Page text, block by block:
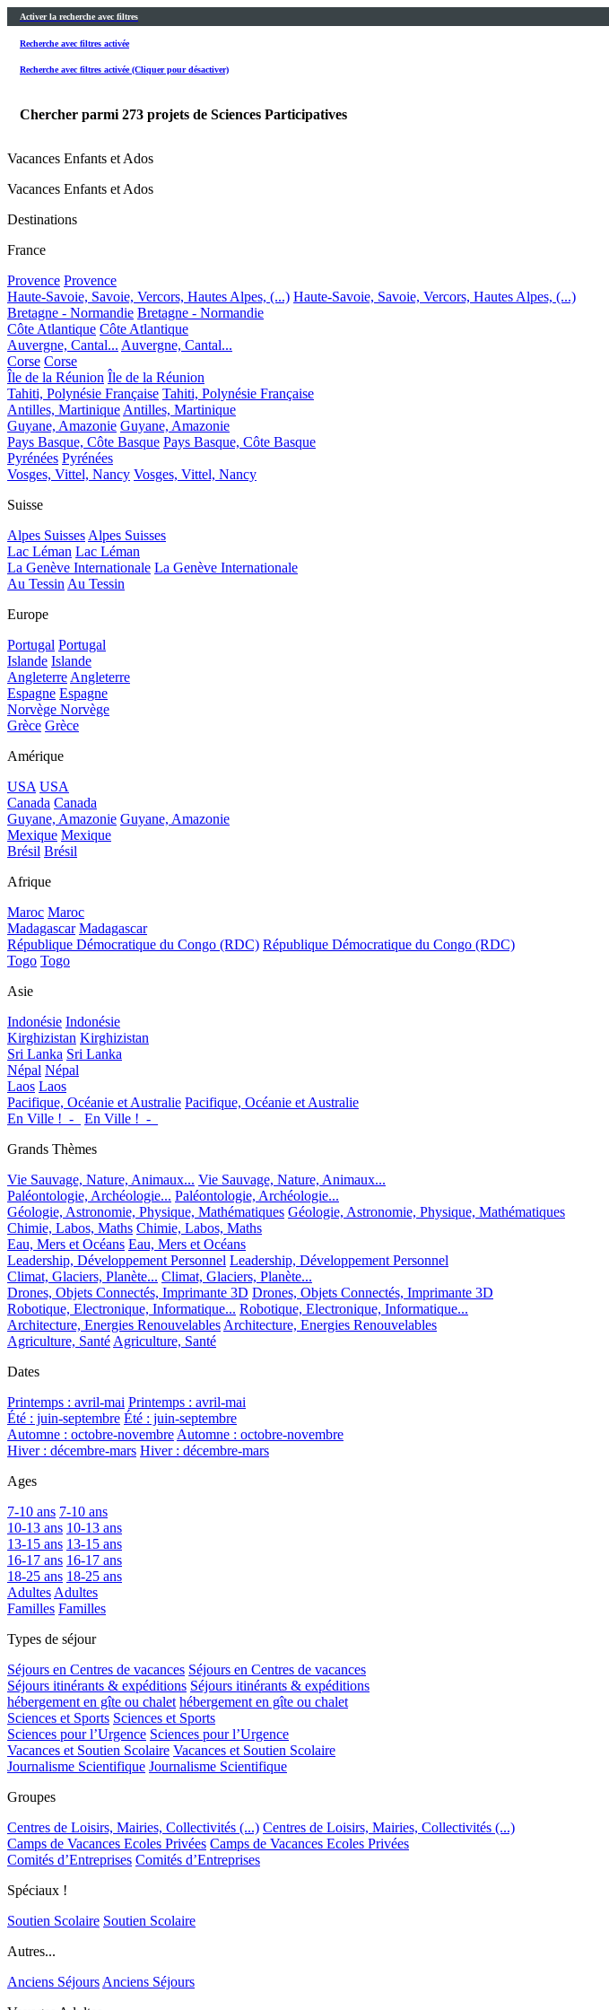
Activer la recherche avec filtres
Recherche avec filtres activée
Recherche avec filtres activée (Cliquer pour désactiver)
Chercher parmi 273 projets de Sciences Participatives
Vacances Enfants et Ados
Vacances Enfants et Ados
Destinations
France
Provence Provence
Haute-Savoie, Savoie, Vercors, Hautes Alpes, (...) Haute-Savoie, Savoie, Vercors, Hautes Alpes, (...)
Bretagne - Normandie Bretagne - Normandie
Côte Atlantique Côte Atlantique
Auvergne, Cantal... Auvergne, Cantal...
Corse Corse
Île de la Réunion Île de la Réunion
Tahiti, Polynésie Française Tahiti, Polynésie Française
Antilles, MartiniqueAntilles, Martinique
Guyane, Amazonie Guyane, Amazonie
Pays Basque, Côte Basque Pays Basque, Côte Basque
Pyrénées Pyrénées
Vosges, Vittel, Nancy Vosges, Vittel, Nancy
Suisse
Alpes SuissesAlpes Suisses
Lac Léman Lac Léman
La Genève Internationale La Genève Internationale
Au TessinAu Tessin
Europe
Portugal Portugal
Islande Islande
AngleterreAngleterre
Espagne Espagne
Norvège Norvège
Grèce Grèce
Amérique
USA USA
Canada Canada
Guyane, Amazonie Guyane, Amazonie
Mexique Mexique
Brésil Brésil
Afrique
Maroc Maroc
Madagascar Madagascar
République Démocratique du Congo (RDC) République Démocratique du Congo (RDC)
Togo Togo
Asie
Indonésie Indonésie
Kirghizistan Kirghizistan
Sri Lanka Sri Lanka
Népal Népal
Laos Laos
Pacifique, Océanie et Australie Pacifique, Océanie et Australie
En Ville !_-_
En Ville !_-_
Grands Thèmes
Vie Sauvage, Nature, Animaux... Vie Sauvage, Nature, Animaux...
Paléontologie, Archéologie... Paléontologie, Archéologie...
Géologie, Astronomie, Physique, Mathématiques Géologie, Astronomie, Physique, Mathématiques
Chimie, Labos, Maths Chimie, Labos, Maths
Eau, Mers et Océans Eau, Mers et Océans
Leadership, Développement Personnel Leadership, Développement Personnel
Climat, Glaciers, Planète... Climat, Glaciers, Planète...
Drones, Objets Connectés, Imprimante 3D Drones, Objets Connectés, Imprimante 3D
Robotique, Electronique, Informatique... Robotique, Electronique, Informatique...
Architecture, Energies RenouvelablesArchitecture, Energies Renouvelables
Agriculture, SantéAgriculture, Santé
Dates
Printemps : avril-mai Printemps : avril-mai
Été : juin-septembre Été : juin-septembre
Automne : octobre-novembreAutomne : octobre-novembre
Hiver : décembre-mars Hiver : décembre-mars
Ages
7-10 ans 7-10 ans
10-13 ans 10-13 ans
13-15 ans 13-15 ans
16-17 ans 16-17 ans
18-25 ans 18-25 ans
AdultesAdultes
Familles Familles
Types de séjour
Séjours en Centres de vacances Séjours en Centres de vacances
Séjours itinérants & expéditions Séjours itinérants & expéditions
hébergement en gîte ou chalet hébergement en gîte ou chalet
Sciences et Sports Sciences et Sports
Sciences pour l’Urgence Sciences pour l’Urgence
Vacances et Soutien Scolaire Vacances et Soutien Scolaire
Journalisme Scientifique Journalisme Scientifique
Groupes
Centres de Loisirs, Mairies, Collectivités (...) Centres de Loisirs, Mairies, Collectivités (...)
Camps de Vacances Ecoles Privées Camps de Vacances Ecoles Privées
Comités d’Entreprises Comités d’Entreprises
Spéciaux !
Soutien Scolaire Soutien Scolaire
Autres...
Anciens SéjoursAnciens Séjours